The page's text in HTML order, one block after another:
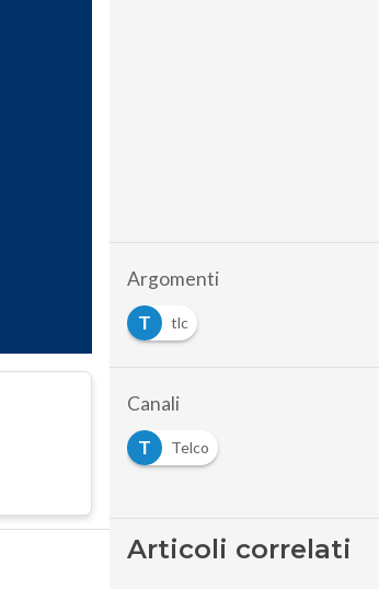
Argomenti
T
tlc
Canali
T
Telco
Articoli correlati